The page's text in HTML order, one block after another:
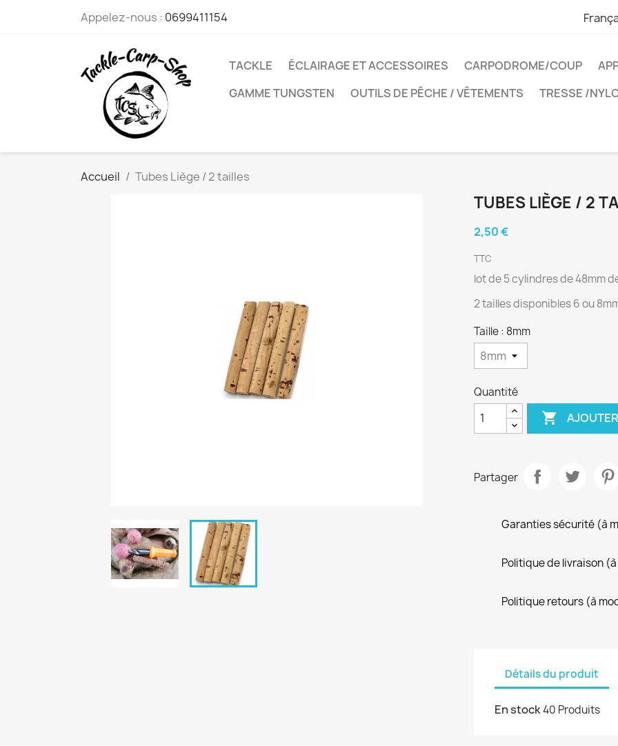
Appelez-nous : 0699411154
TACKLE ÉCLAIRAGE ET ACCESSOIRES CARPODROME/COUP
GAMME TUNGSTEN
OUTILS DE PÊCHE / VÊTEMENTS TRESSE /
Accueil Tubes Liège / 2 tailles
TUBES LIÈGE / 2
2,50 €
TTC
lot de 5 cylindres de 48mm
2 tailles disponibles 6 ou
Taille : 8mm
Quantité

Partager
Garanties sécurité (à
Politique de livraison
Politique retours (à
Détails du produit
En stock40 Produits